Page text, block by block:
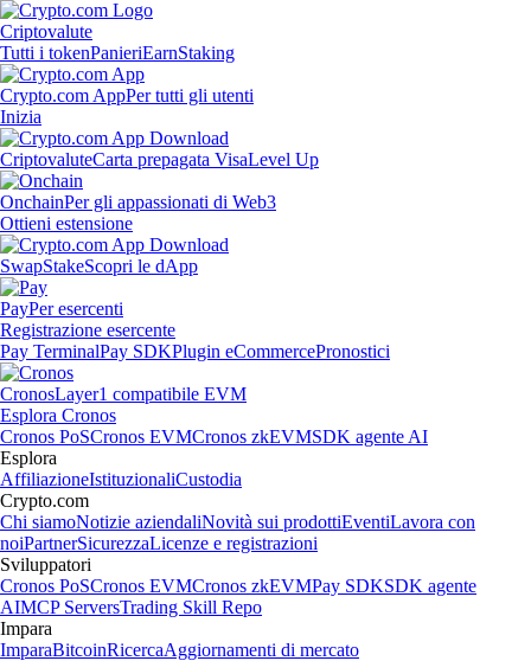
Criptovalute
Tutti i tokenPanieriEarnStaking
Crypto.com AppPer tutti gli utenti
Inizia
CriptovaluteCarta prepagata VisaLevel Up
OnchainPer gli appassionati di Web3
Ottieni estensione
SwapStakeScopri le dApp
PayPer esercenti
Registrazione esercente
Pay TerminalPay SDKPlugin eCommercePronostici
CronosLayer1 compatibile EVM
Esplora Cronos
Cronos PoSCronos EVMCronos zkEVMSDK agente AI
Esplora
AffiliazioneIstituzionaliCustodia
Crypto.com
Chi siamoNotizie aziendaliNovità sui prodottiEventiLavora con
noiPartnerSicurezzaLicenze e registrazioni
Sviluppatori
Cronos PoSCronos EVMCronos zkEVMPay SDKSDK agente
AIMCP ServersTrading Skill Repo
Impara
ImparaBitcoinRicercaAggiornamenti di mercato